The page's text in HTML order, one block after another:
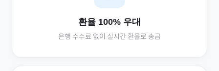
환율 100% 우대
은행 수수료 없이 실시간 환율로 송금